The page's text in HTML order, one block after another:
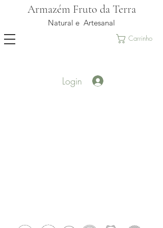
Armazém Fruto da Terra
Natural e Artesanal
Carrinho
Login